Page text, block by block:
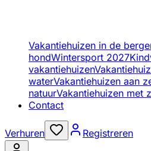
Vakantiehuizen in de
hondWintersport 2027
vakantiehuizen
waterVakantiehuizen aan
natuurVakantiehuizen met
Contact
Verhuren Registreren